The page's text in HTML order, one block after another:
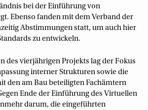
bei der Einführung von
Ebenso fanden mit dem Verband der
Abstimmungen statt, um auch hier
zu entwickeln.
des vierjährigen Projekts lag der Fokus
interner Strukturen sowie die
den am Bau beteiligten Fachämtern
Ende der Einführung des Virtuellen
darum, die eingeführten